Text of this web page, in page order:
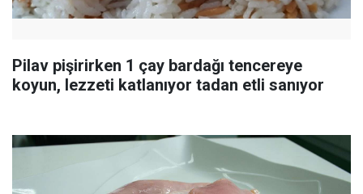
Pilav pişirirken 1 çay bardağı tencereye
koyun, lezzeti katlanıyor tadan etli sanıyor